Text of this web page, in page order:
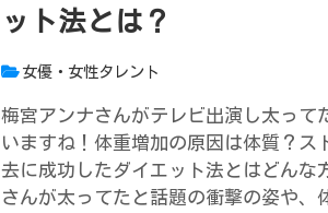
ット法とは？
女優・女性タレント
梅宮アンナさんがテレビ出演し太って
いますね！体重増加の原因は体質？ス
去に成功したダイエット法とはどんな
さんが太ってたと話題の衝撃の姿や、